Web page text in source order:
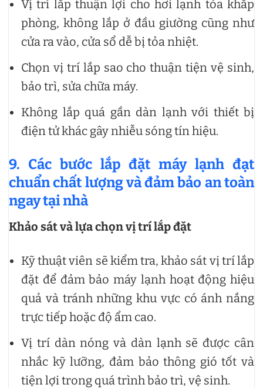
Vị trí lắp thuận lợi cho hơi lạnh tỏa khắp
phòng, không lắp ở đầu giường cũng như
cửa ra vào, cửa sổ dễ bị tỏa nhiệt.
Chọn vị trí lắp sao cho thuận tiện vệ sinh,
bảo trì, sửa chữa máy.
Không lắp quá gần dàn lạnh với thiết bị
điện tử khác gây nhiễu sóng tín hiệu.
9. Các bước lắp đặt máy lạnh đạt
chuẩn chất lượng và đảm bảo an toàn
ngay tại nhà
Khảo sát và lựa chọn vị trí lắp đặt
Kỹ thuật viên sẽ kiểm tra, khảo sát vị trí lắp
đặt để đảm bảo máy lạnh hoạt động hiệu
quả và tránh những khu vực có ánh nắng
trực tiếp hoặc độ ẩm cao.
Vị trí dàn nóng và dàn lạnh sẽ được cân
nhắc kỹ lưỡng, đảm bảo thông gió tốt và
tiện lợi trong quá trình bảo trì, vệ sinh.